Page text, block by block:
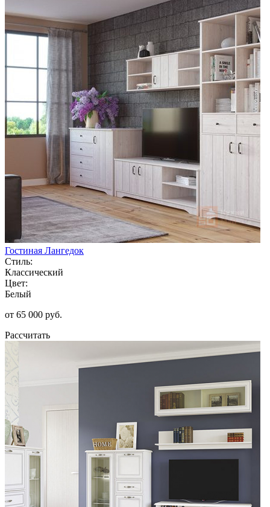
Гостиная Лангедок
Стиль:
Классический
Цвет:
Белый
от 65 000 руб.
Рассчитать